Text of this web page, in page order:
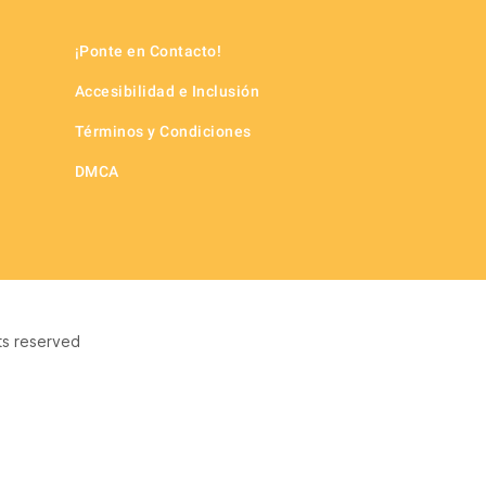
¡Ponte en Contacto!
Accesibilidad e Inclusión
Términos y Condiciones
DMCA
reserved